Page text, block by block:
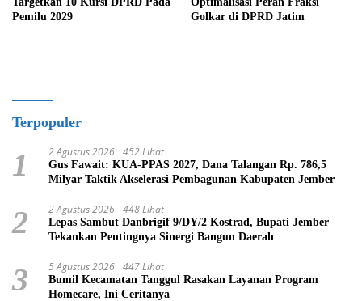
Pemilu 2029
Golkar di DPRD Jatim
Terpopuler
1 2 Agustus 2026 452 Lihat
Gus Fawait: KUA-PPAS 2027, Dana Talangan Rp. 786,5
Milyar Taktik Akselerasi Pembagunan Kabupaten Jember
2 2 Agustus 2026 448 Lihat
Lepas Sambut Danbrigif 9/DY/2 Kostrad, Bupati Jember
Tekankan Pentingnya Sinergi Bangun Daerah
3 5 Agustus 2026 447 Lihat
Bumil Kecamatan Tanggul Rasakan Layanan Program
Homecare, Ini Ceritanya